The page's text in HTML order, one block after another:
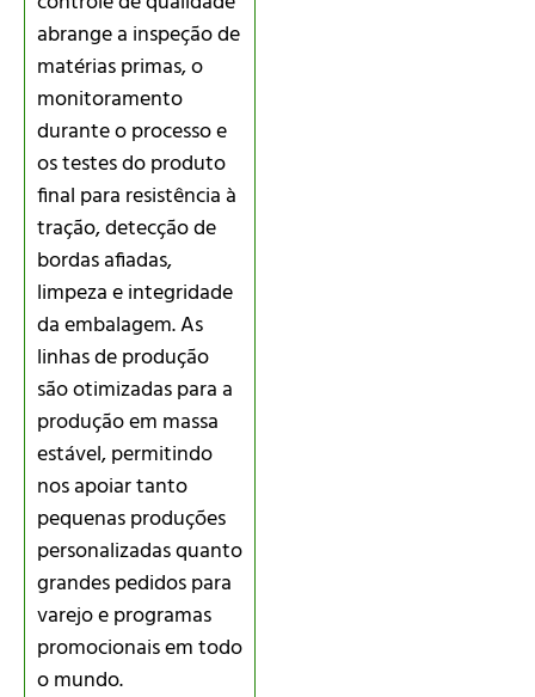
abrange a inspeção de
matérias primas, o
monitoramento
durante o processo e
os testes do produto
final para resistência à
tração, detecção de
bordas afiadas,
limpeza e integridade
da embalagem. As
linhas de produção
são otimizadas para a
produção em massa
estável, permitindo
nos apoiar tanto
pequenas produções
personalizadas quanto
grandes pedidos para
varejo e programas
promocionais em todo
o mundo.